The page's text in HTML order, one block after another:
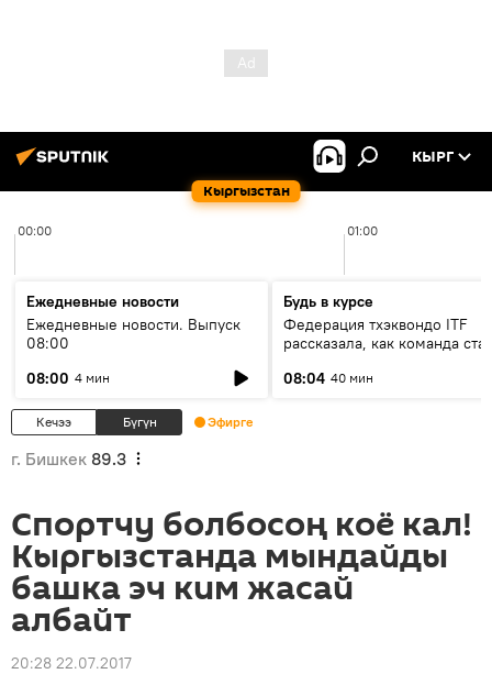
Кыргызстан
КЫРГ
00:00 01:00
Ежедневные новости
Ежедневные новости. Выпуск
08:00
08:00 4 мин
Будь в курсе
Федерация тхэквондо ITF
рассказала, как команда
08:04 40 мин
Кечээ Бүгүн Эфирге
г. Бишкек 89.3
Спортчу болбосоң коё кал!
Кыргызстанда мындайды
башка эч ким жасай
албайт
20:28 22.07.2017